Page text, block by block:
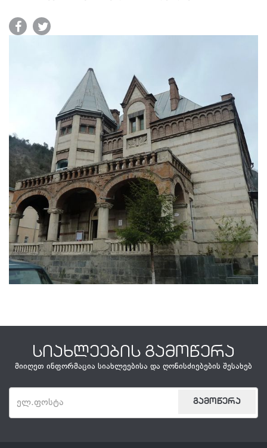
სიახლეების გამოწერა
მიიღეთ ინფორმაცია სიახლეებისა და ღონისძიებების შესახებ